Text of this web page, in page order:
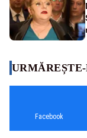
Facebook